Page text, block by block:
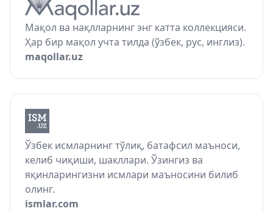
Мақол ва нақлларнинг энг катта коллекцияси.
Ҳар бир мақол учта тилда (ўзбек, рус, инглиз).
maqollar.uz
Ўзбек исмларнинг тўлиқ, батафсил маъноси,
келиб чиқиши, шакллари. Ўзингиз ва
яқинларингизни исмлари маъносини билиб
олинг.
ismlar.com